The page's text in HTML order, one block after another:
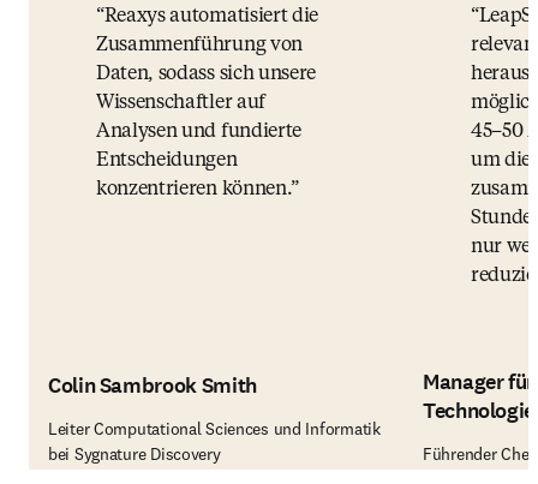
Reaxys automatisiert die
Zusammenführung von
Daten, sodass sich unsere
Wissenschaftler auf
Analysen und fundierte
Entscheidungen
konzentrieren können.
Colin Sambrook Smith
Leiter Computational Sciences und Informatik
bei Sygnature Discovery
45–50
um
Stunde
nur
Manager für
Führender